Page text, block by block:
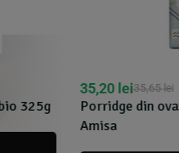
din ovaz fara gluten, bio,